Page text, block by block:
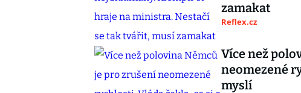
zamakat
Reflex.cz
Více než
neomezené
myslí